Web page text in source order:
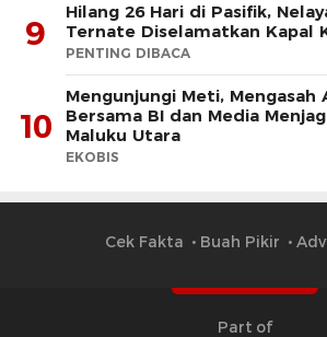
9
Hilang 26 Hari di Pasifik,
Ternate Diselamatkan Kapal
PENTING DIBACA
10
Mengunjungi Meti, Mengasah
Bersama BI dan Media
Maluku Utara
EKOBIS
Cek Fakta Buah Pikir
Part of